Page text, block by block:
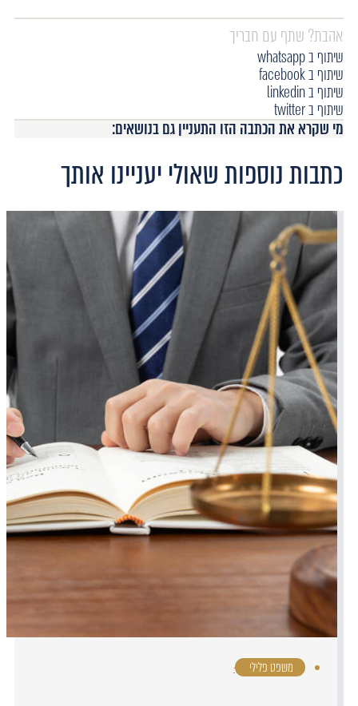
אהבת? שתף עם חבריך
שיתוף ב whatsapp
שיתוף ב facebook
שיתוף ב linkedin
שיתוף ב twitter
מי שקרא את הכתבה הזו התעניין גם בנושאים:
כתבות נוספות שאולי יעניינו אותך
משפט פלילי ·